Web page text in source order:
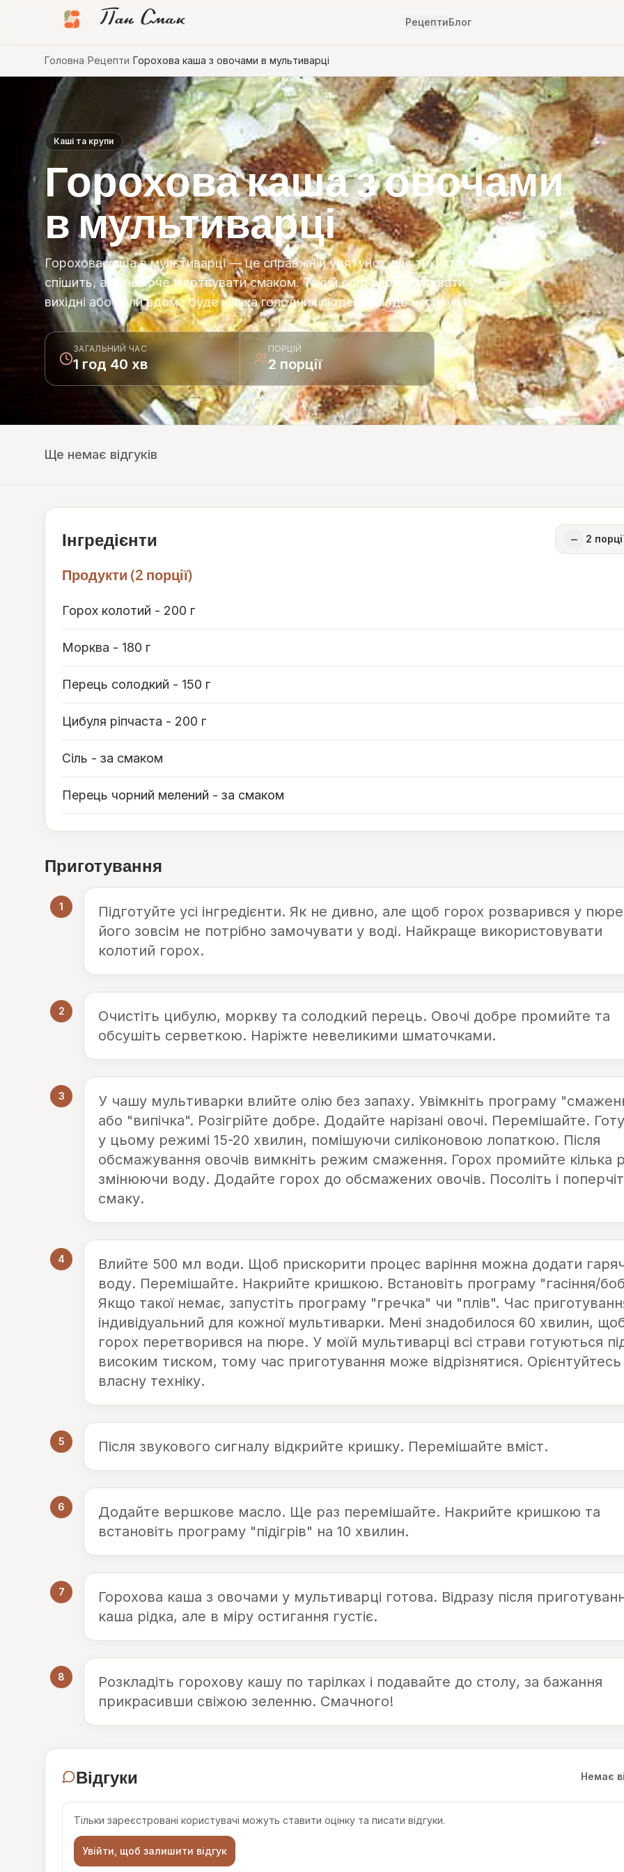
Пан Смак РецептиБлог
Головна Рецепти Горохова каша з овочами в мультиварці
Каші та крупи
Горохова каша з овочами
в мультиварці
Горохова каша в мультиварці — це справжній урятунок для тих, хто
спішить, але не хоче жертвувати смаком. Такий обід варто готувати у
вихідні або коли вдома буде кілька голодних людей: блюдо насичує н…
ЗАГАЛЬНИЙ ЧАС
1 год 40 хв
ПОРЦІЙ
2 порції
Ще немає відгуків
Інгредієнти − 2
Продукти (2 порції)
Горох колотий - 200 г
Морква - 180 г
Перець солодкий - 150 г
Цибуля ріпчаста - 200 г
Сіль - за смаком
Перець чорний мелений - за смаком
Приготування
1
Підготуйте усі інгредієнти. Як не дивно, але щоб горох розварився у
його зовсім не потрібно замочувати у воді. Найкраще використовувати
колотий горох.
2
Очистіть цибулю, моркву та солодкий перець. Овочі добре промийте та
обсушіть серветкою. Наріжте невеликими шматочками.
3
У чашу мультиварки влийте олію без запаху. Увімкніть програму
або "випічка". Розігрійте добре. Додайте нарізані овочі. Перемішайте.
у цьому режимі 15-20 хвилин, помішуючи силіконовою лопаткою. Після
обсмажування овочів вимкніть режим смаження. Горох промийте кілька
змінюючи воду. Додайте горох до обсмажених овочів. Посоліть і
смаку.
4
Влийте 500 мл води. Щоб прискорити процес варіння можна додати
воду. Перемішайте. Накрийте кришкою. Встановіть програму "гасіння/
Якщо такої немає, запустіть програму "гречка" чи "плів". Час
індивідуальний для кожної мультиварки. Мені знадобилося 60 хвилин,
горох перетворився на пюре. У моїй мультиварці всі страви готуються
високим тиском, тому час приготування може відрізнятися.
власну техніку.
5 Після звукового сигналу відкрийте кришку. Перемішайте вміст.
6
Додайте вершкове масло. Ще раз перемішайте. Накрийте кришкою та
встановіть програму "підігрів" на 10 хвилин.
7
Горохова каша з овочами у мультиварці готова. Відразу після
каша рідка, але в міру остигання густіє.
8
Розкладіть горохову кашу по тарілках і подавайте до столу, за бажання
прикрасивши свіжою зеленню. Смачного!
Відгуки Немає
Тільки зареєстровані користувачі можуть ставити оцінку та писати відгуки.
Увійти, щоб залишити відгук